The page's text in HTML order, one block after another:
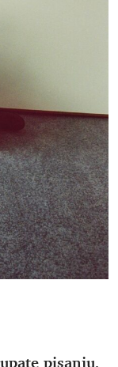
pisanju,